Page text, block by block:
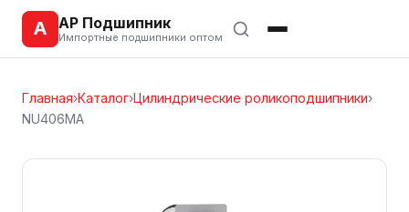
А АР Подшипник
Импортные подшипники оптом
Главная›Каталог›Цилиндрические роликоподшипники›
NU406MA